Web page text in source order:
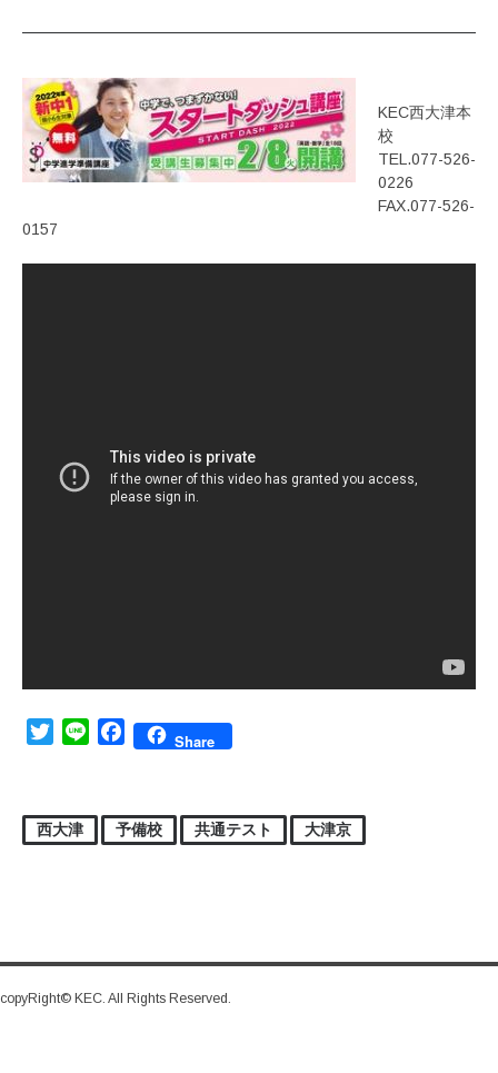
KEC西大津本
校
TEL.077-526-
0226
FAX.077-526-
0157
TwitterLine FacebookShare
西大津 予備校 共通テスト 大津京
copyRight© KEC. All Rights Reserved.